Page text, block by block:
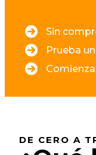
Sin
Prueba
DE CERO A